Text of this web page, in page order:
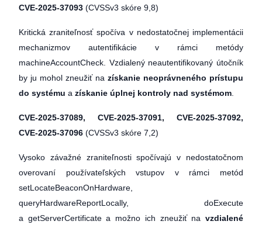
CVE-2025-37093 (CVSSv3 skóre 9,8)
Kritická zraniteľnosť spočíva v nedostatočnej implementácii
mechanizmov autentifikácie v rámci metódy
machineAccountCheck. Vzdialený neautentifikovaný útočník
by ju mohol zneužiť na získanie neoprávneného prístupu
do systému a získanie úplnej kontroly nad systémom
CVE-2025-37089, CVE-2025-37091, CVE-2025-37092,
CVE-2025-37096 (CVSSv3 skóre 7,2)
Vysoko závažné zraniteľnosti spočívajú v nedostatočnom
overovaní používateľských vstupov v rámci metód
setLocateBeaconOnHardware,
queryHardwareReportLocally, doExecute
a getServerCertificate a možno ich zneužiť na vzdialené